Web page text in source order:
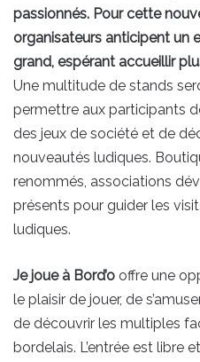
passionnés. Pour cette
organisateurs anticipent un
grand, espérant accueillir
Une multitude de stands
permettre aux participants
des jeux de société et de
nouveautés ludiques.
renommés, associations
présents pour guider les
ludiques.
Je joue à Bord’o offre une
le plaisir de jouer, de
de découvrir les multiples
bordelais. L’entrée est libre